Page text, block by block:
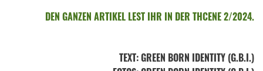
DEN GANZEN ARTIKEL LEST IHR IN DER THCENE 2/2024.
TEXT:GREEN BORN IDENTITY (G.B.I.)